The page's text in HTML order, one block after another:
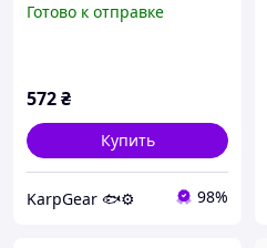
Готово к отправке
572₴
Купить
KarpGear 🐟⚙️ 98%